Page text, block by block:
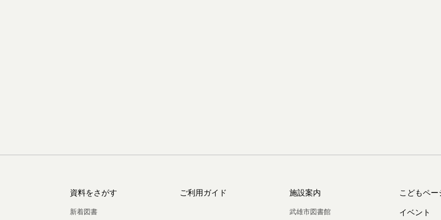
資料をさがす
新着図書
ご利用ガイド 施設案内
武雄市図書館
こどもペー
イベント